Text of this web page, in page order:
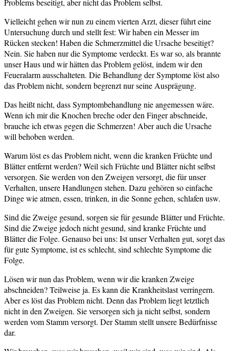
Problems beseitigt, aber nicht das Problem selbst.
Vielleicht gehen wir nun zu einem vierten Arzt, dieser führt eine
Untersuchung durch und stellt fest: Wir haben ein Messer im
Rücken stecken! Haben die Schmerzmittel die Ursache beseitigt?
Nein. Sie haben nur die Symptome verdeckt. Es war so, als brannte
unser Haus und wir hätten das Problem gelöst, indem wir den
Feueralarm ausschalteten. Die Behandlung der Symptome löst also
das Problem nicht, sondern begrenzt nur seine Ausprägung.
Das heißt nicht, dass Symptombehandlung nie angemessen wäre.
Wenn ich mir die Knochen breche oder den Finger abschneide,
brauche ich etwas gegen die Schmerzen! Aber auch die Ursache
will behoben werden.
Warum löst es das Problem nicht, wenn die kranken Früchte und
Blätter entfernt werden? Weil sich Früchte und Blätter nicht selbst
versorgen. Sie werden von den Zweigen versorgt, die für unser
Verhalten, unsere Handlungen stehen. Dazu gehören so einfache
Dinge wie atmen, essen, trinken, in die Sonne gehen, schlafen usw.
Sind die Zweige gesund, sorgen sie für gesunde Blätter und Früchte.
Sind die Zweige jedoch nicht gesund, sind kranke Früchte und
Blätter die Folge. Genauso bei uns: Ist unser Verhalten gut, sorgt das
für gute Symptome, ist es schlecht, sind schlechte Symptome die
Folge.
Lösen wir nun das Problem, wenn wir die kranken Zweige
abschneiden? Teilweise ja. Es kann die Krankheitslast verringern.
Aber es löst das Problem nicht. Denn das Problem liegt letztlich
nicht in den Zweigen. Sie versorgen sich ja nicht selbst, sondern
werden vom Stamm versorgt. Der Stamm stellt unsere Bedürfnisse
dar.